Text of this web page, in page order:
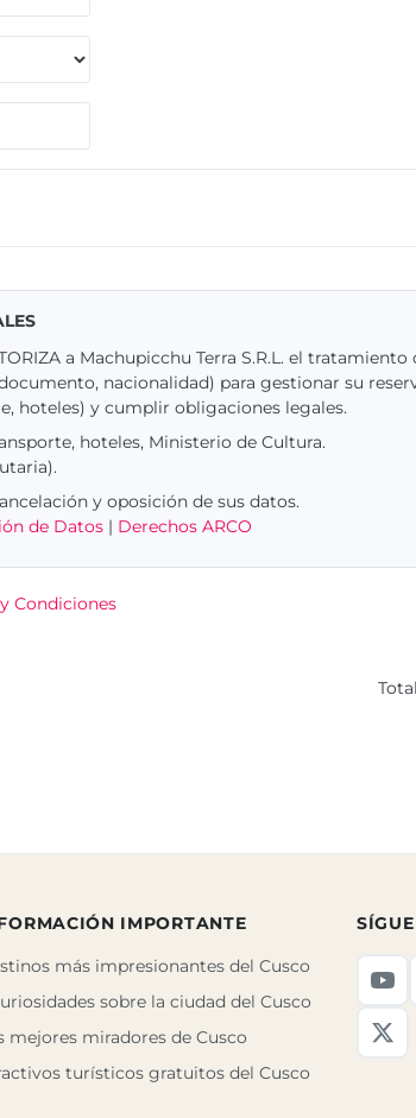
a Machupicchu Terra S.R.L. el tratamiento
nacionalidad) para gestionar su
hoteles) y cumplir obligaciones legales.
hoteles, Ministerio de Cultura.
y oposición de sus datos.
de Datos | Derechos ARCO
Condiciones
IMPORTANTE
más impresionantes del Cusco
sobre la ciudad del Cusco
mejores miradores de Cusco
turísticos gratuitos del Cusco